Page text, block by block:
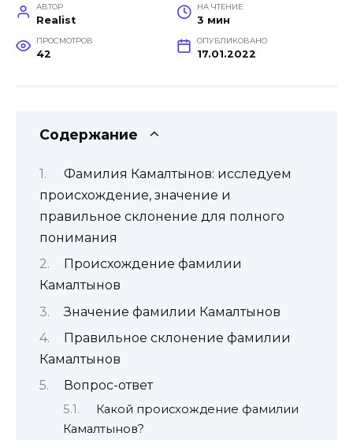
АВТОР
Realist
НА ЧТЕНИЕ
3 мин
ПРОСМОТРОВ
42
ОПУБЛИКОВАНО
17.01.2022
Содержание
Фамилия Камалтынов: исследуем
происхождение, значение и
правильное склонение для полного
понимания
Происхождение фамилии
Камалтынов
Значение фамилии Камалтынов
Правильное склонение фамилии
Камалтынов
Вопрос-ответ
Какой происхождение фамилии
Камалтынов?